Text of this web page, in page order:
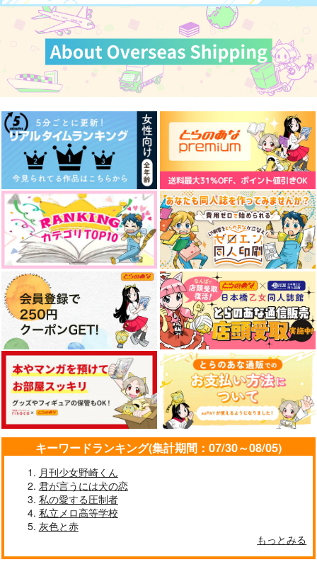
VANITAS
INANE
572円（税込）
イデア・シュラウド
サンプル
作品詳細
白銀の棺
鍋つかみ
787円（税込）
カラスバ×キョウヤ
サンプル
作品詳細
collectionroom
天気雨
1,572円（税込）
レオナ×カリム
サンプル
作品詳細
荒野の屍
ベルリオーズの猫
円（税込）
レオナ×ヴィル
アズイ伝説
シラカンバラリ
1,777
エポード・マキアーイ
ァンタズマ（亡霊）』
うすべに文庫
専売 1,210円（税込）
その他
イデア×アズール
サンプル
作品詳細
エポード・マキアーイ
ァンタズマ（亡霊）』
ポストカードブック付
き
うすべに文庫
専売 1,760 （税込）
イデア×アズール
サンプル
作品詳細
短編小説集『スゼと書
うすべに文庫
セール中 専売
795円（税込）
Dr.STONE
スタンリー×ゼノ
サンプル
カート
くらがりのカタルシス
うすべに文庫
1,991 円（税込）
その他
イデア×アズール
サンプル
作品詳細
パイン長官のパインは
パインナップルじゃな
いのよ
うすべに文庫
330
ACCA13区監察課
パイン×リーリウム
作品詳細
サンプル
カート
サンプル サンプル
ぼくらのいろいろ
coto coto
専売 2,970円（税込）
その他
イデア×アズール
サンプル
カート
MELTY BITTER SWE
ET
国道695号
専売 629円（税込）
その他
イデア×アズール
サンプル
カート
I wanna be your gent
leman
とらじま
専売 1,572円（税込）
その他
イデア×アズール
サンプル
カート
E'toile.
空振りファンタズマ
青い炎に触れてみた
い!! - 新装完全版
キーワードランキング(集計期間：07/30～08/05)
月刊少女野崎くん
君が言うには犬の恋
私の愛する圧制者
私立メロ高等学校
灰色と赤
もっとみる